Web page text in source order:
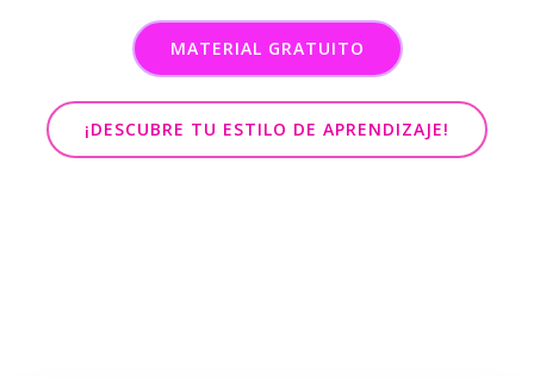
MATERIAL GRATUITO
¡DESCUBRE TU ESTILO DE APRENDIZAJE!